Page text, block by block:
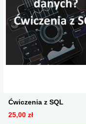
Ćwiczenia z SQL
25,00 zł